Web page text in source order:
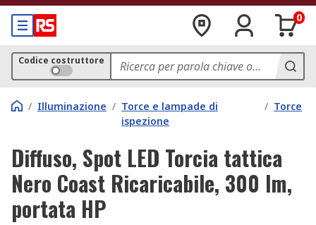
0
Codice costruttore
/ Illuminazione / Torce e lampade di
ispezione
/ Torce
Diffuso, Spot LED Torcia tattica
Nero Coast Ricaricabile, 300 lm,
portata HP